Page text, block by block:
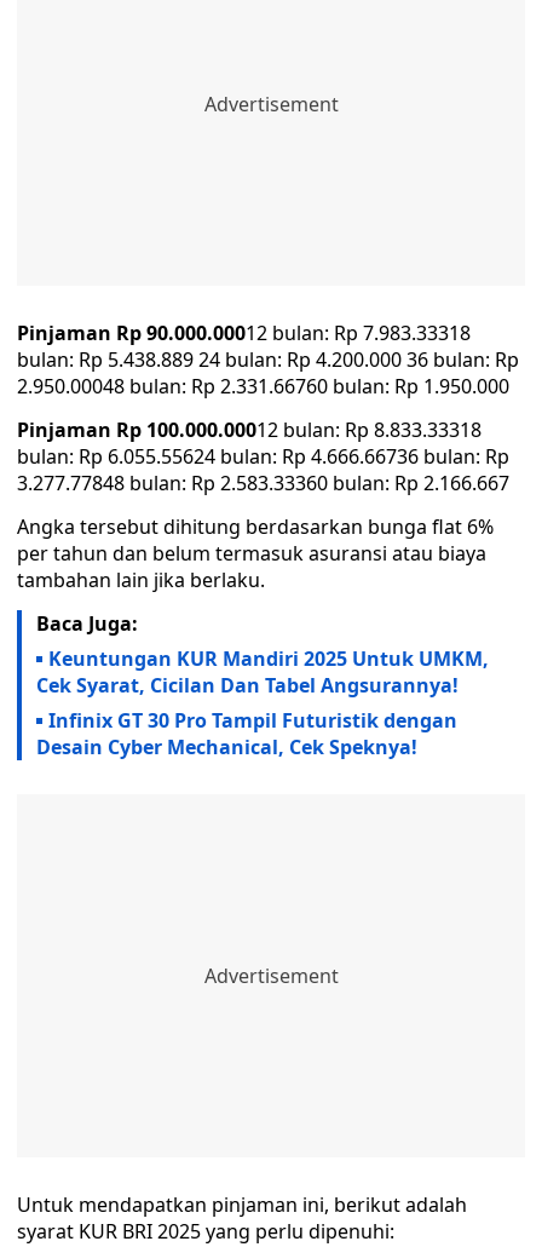
Pinjaman Rp 90.000.00012 bulan: Rp 7.983.33318
bulan: Rp 5.438.889 24 bulan: Rp 4.200.000 36 bulan: Rp
2.950.00048 bulan: Rp 2.331.66760 bulan: Rp 1.950.000
Pinjaman Rp 100.000.00012 bulan: Rp 8.833.33318
bulan: Rp 6.055.55624 bulan: Rp 4.666.66736 bulan: Rp
3.277.77848 bulan: Rp 2.583.33360 bulan: Rp 2.166.667
Angka tersebut dihitung berdasarkan bunga flat 6%
per tahun dan belum termasuk asuransi atau biaya
tambahan lain jika berlaku.
Baca Juga:
Keuntungan KUR Mandiri 2025 Untuk UMKM,
Cek Syarat, Cicilan Dan Tabel Angsurannya!
Infinix GT 30 Pro Tampil Futuristik dengan
Desain Cyber Mechanical, Cek Speknya!
Untuk mendapatkan pinjaman ini, berikut adalah
syarat KUR BRI 2025 yang perlu dipenuhi: